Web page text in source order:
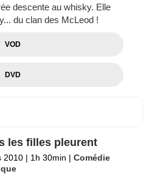
descente au whisky. Elle
du clan des McLeod !
VOD
DVD
les filles pleurent
2010 | 1h 30min | Comédie